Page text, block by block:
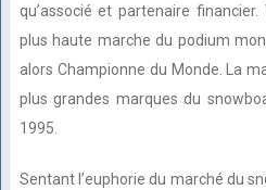
qu’associé et partenaire
plus haute marche du podium
alors Championne du Monde. La
plus grandes marques du
1995.
Sentant l’euphorie du marché du